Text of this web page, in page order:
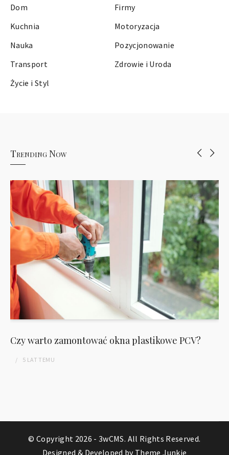
Dom
Firmy
Kuchnia
Motoryzacja
Nauka
Pozycjonowanie
Transport
Zdrowie i Uroda
Życie i Styl
Trending Now
Czy warto zamontować okna plastikowe PCV?
5 LAT TEMU
© Copyright 2026 -3wCMS. All Rights Reserved.
Designed & Developed by Theme Junkie